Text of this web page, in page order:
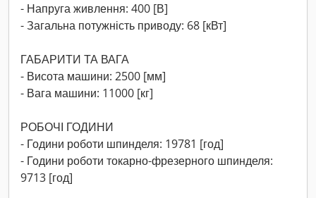
- Напруга живлення: 400 [В]
- Загальна потужність приводу: 68 [кВт]
ГАБАРИТИ ТА ВАГА
- Висота машини: 2500 [мм]
- Вага машини: 11000 [кг]
РОБОЧІ ГОДИНИ
- Години роботи шпинделя: 19781 [год]
- Години роботи токарно-фрезерного шпинделя:
9713 [год]